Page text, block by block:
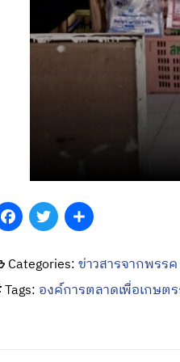
Facebook
TwitterShare
Categories:ข่าวสารจากพรรค
Tags: องค์การตลาดเพื่อเกษต